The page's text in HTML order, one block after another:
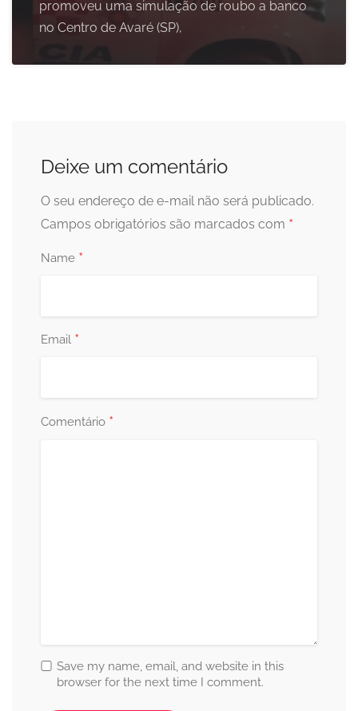
promoveu uma simulação de roubo a banco
no Centro de Avaré (SP),
Deixe um comentário
O seu endereço de e-mail não será publicado.
Campos obrigatórios são marcados com *
Name *
Email *
Comentário *
Save my name, email, and website in this
browser for the next time I comment.